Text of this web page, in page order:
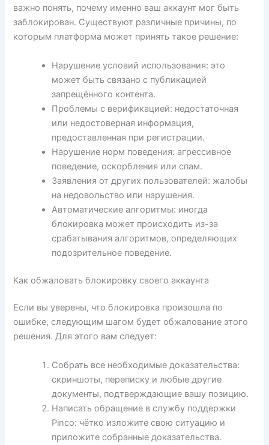
важно понять, почему именно ваш аккаунт мог быть
заблокирован. Существуют различные причины, по
которым платформа может принять такое решение:
Нарушение условий использования: это
может быть связано с публикацией
запрещённого контента.
Проблемы с верификацией: недостаточная
или недостоверная информация,
предоставленная при регистрации.
Нарушение норм поведения: агрессивное
поведение, оскорбления или спам.
Заявления от других пользователей: жалобы
на недовольство или нарушения.
Автоматические алгоритмы: иногда
блокировка может происходить из-за
срабатывания алгоритмов, определяющих
подозрительное поведение.
Как обжаловать блокировку своего аккаунта
Если вы уверены, что блокировка произошла по
ошибке, следующим шагом будет обжалование этого
решения. Для этого вам следует:
Собрать все необходимые доказательства:
скриншоты, переписку и любые другие
документы, подтверждающие вашу позицию.
Написать обращение в службу поддержки
Pinco: чётко изложите свою ситуацию и
приложите собранные доказательства.